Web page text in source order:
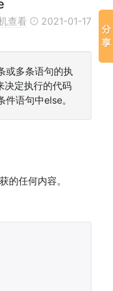
查看 2021-01-17
或多条语句的执
决定执行的代码
语句中else。
的任何内容。